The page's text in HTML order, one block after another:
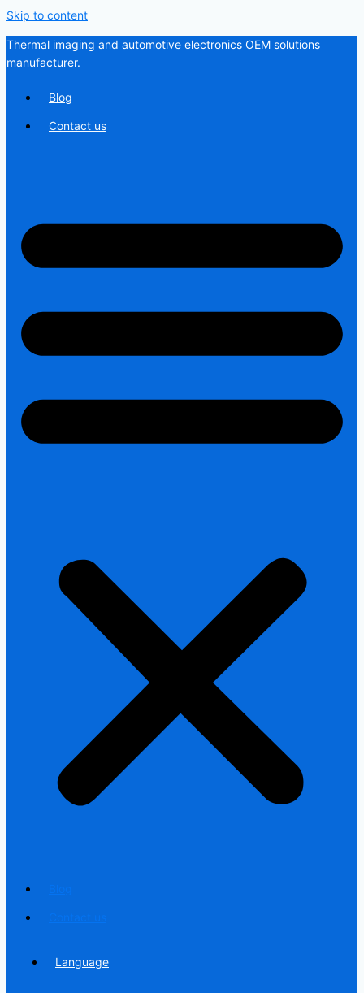
Skip to content
Thermal imaging and automotive electronics OEM solutions
manufacturer.
Blog
Contact us
Language